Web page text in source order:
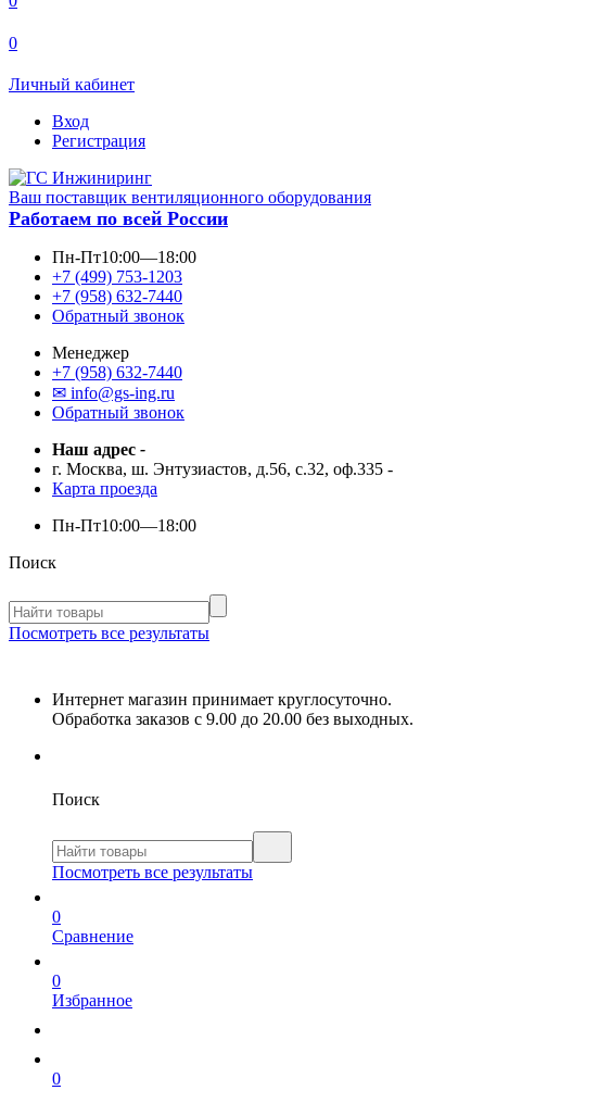
0
Личный кабинет
Вход
Регистрация
Ваш поставщик вентиляционного оборудования
Работаем по всей России
Пн-Пт10:00—18:00
+7 (499) 753-1203
+7 (958) 632-7440
Обратный звонок
Менеджер
+7 (958) 632-7440
✉ info@gs-ing.ru
Обратный звонок
Наш адрес -
г. Москва, ш. Энтузиастов, д.56, с.32, оф.335 -
Карта проезда
Пн-Пт10:00—18:00
Поиск
Посмотреть все результаты
Интернет магазин принимает круглосуточно.
Обработка заказов с 9.00 до 20.00 без выходных.
Поиск
Посмотреть все результаты
0
Сравнение
0
Избранное
0